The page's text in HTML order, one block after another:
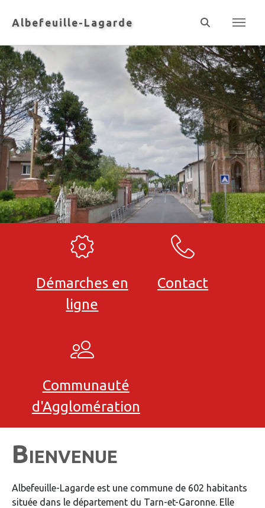
Albefeuille-Lagarde
Démarches en
ligne
Contact
Communauté
d'Agglomération
Bienvenue
Albefeuille-Lagarde est une commune de 602 habitants
située dans le département du Tarn-et-Garonne. Elle